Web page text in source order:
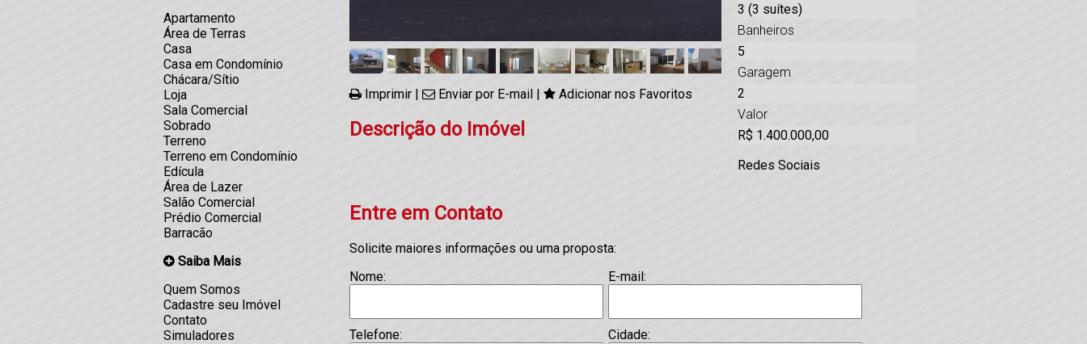
Apartamento
Área de Terras
Casa
Casa em Condomínio
Chácara/Sítio
Loja
Sala Comercial
Sobrado
Terreno
Terreno em Condomínio
Edícula
Área de Lazer
Salão Comercial
Prédio Comercial
Barracão
Saiba Mais
Quem Somos
Cadastre seu Imóvel
Contato
Simuladores
Imprimir | Enviar por E-mail | Adicionar nos Favoritos
Descrição do Imóvel
3 (3 suítes)
Banheiros
5
Garagem
2
Valor
R$ 1.400.000,00
Redes Sociais
Entre em Contato
Solicite maiores informações ou uma proposta:
Nome:
Telefone:
E-mail:
Cidade: